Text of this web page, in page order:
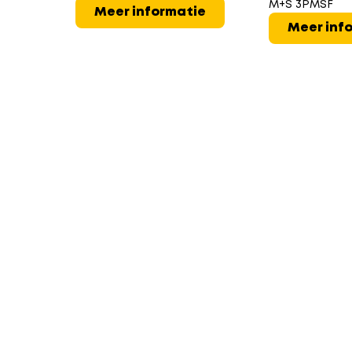
Meer informatie
M+S 3PMSF
Meer